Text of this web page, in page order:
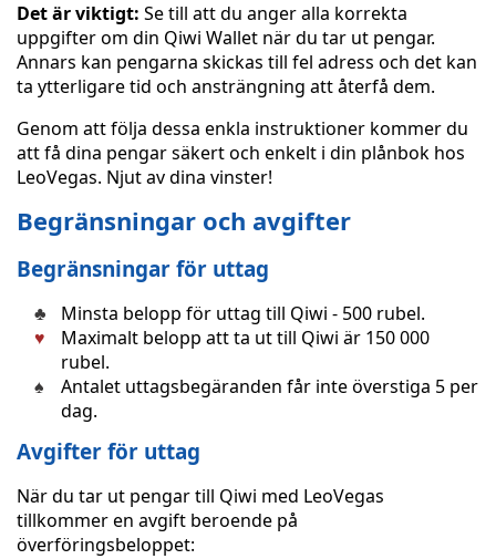
Det är viktigt: Se till att du anger alla korrekta
uppgifter om din Qiwi Wallet när du tar ut pengar.
Annars kan pengarna skickas till fel adress och det kan
ta ytterligare tid och ansträngning att återfå dem.
Genom att följa dessa enkla instruktioner kommer du
att få dina pengar säkert och enkelt i din plånbok hos
LeoVegas. Njut av dina vinster!
Begränsningar och avgifter
Begränsningar för uttag
Minsta belopp för uttag till Qiwi - 500 rubel.
Maximalt belopp att ta ut till Qiwi är 150 000
rubel.
Antalet uttagsbegäranden får inte överstiga 5 per
dag.
Avgifter för uttag
När du tar ut pengar till Qiwi med LeoVegas
tillkommer en avgift beroende på
överföringsbeloppet: